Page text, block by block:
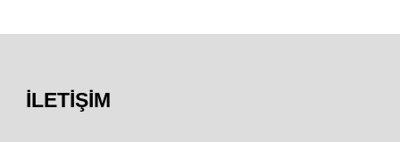
İLETIŞIM